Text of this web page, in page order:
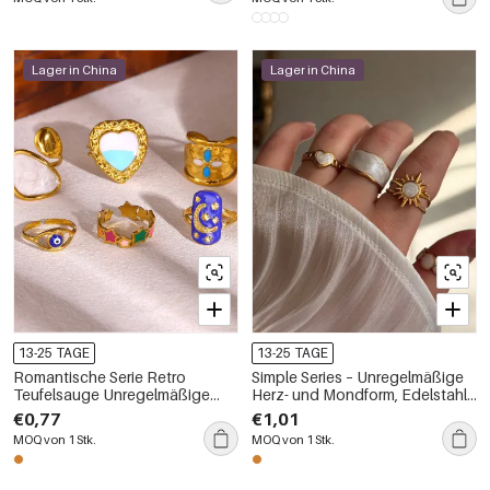
Lager in China
13-25 TAGE
Romantische Serie Retro
Teufelsauge Unregelmäßige
Sternform Edelstahl
Wasserdicht Goldfarben
Statement-Ringe
€0,77
MOQ von 1 Stk.
Lager in China
13-25 TAGE
Simple Series – Unregelmäßige
Herz- und Mondform, Edelstahl,
wasserdicht, Goldfarbene
Statement-Ringe
€1,01
MOQ von 1 Stk.